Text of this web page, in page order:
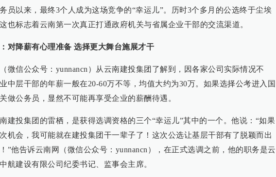
员以来，最终3个人成为这场竞争的“幸运儿”。历时3个多月的公选终于尘埃
也标志着云南第一次真正打通政府机关与省属企业干部的交流渠道。
对降薪有心理准备 选择更大舞台施展才干
微信公众号：yunnancn）从云南建投集团了解到，因各家公司实际情况不
中层干部的年薪一般在20-60万不等，均值大约为30万。如果选择公考进入国
做公务员，显然不可能再享受企业的薪酬待遇。
建投集团的雷栖，是获得选调资格的三个“幸运儿”其中的一个。他说：“如果
机会，我可能就在建投集团干一辈子了！这次公选让基层干部有了脱颖而出
”他告诉云南网（微信公众号：yunnancn），在正式选调之前，他的职务是云
航建设有限公司纪委书记、监事会主席。